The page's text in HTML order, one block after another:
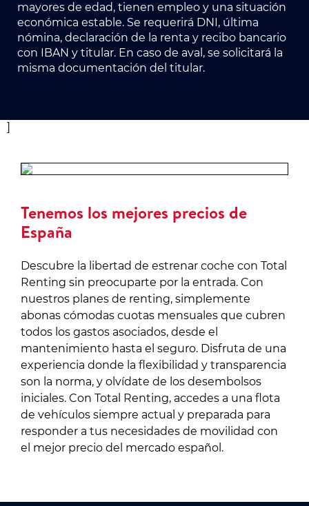
mayores de edad, tienen empleo y una situación
económica estable. Se requerirá DNI, última
nómina, declaración de la renta y recibo bancario
con IBAN y titular. En caso de aval, se solicitará la
misma documentación del titular.
Tenemos los mejores precios de
España
Descubre la libertad de estrenar coche con Total
Renting sin preocuparte por la entrada. Con
nuestros planes de renting, simplemente
abonas cómodas cuotas mensuales que cubren
todos los gastos asociados, desde el
mantenimiento hasta el seguro. Disfruta de una
experiencia donde la flexibilidad y transparencia
son la norma, y olvídate de los desembolsos
iniciales. Con Total Renting, accedes a una flota
de vehículos siempre actual y preparada para
responder a tus necesidades de movilidad con
el mejor precio del mercado español.